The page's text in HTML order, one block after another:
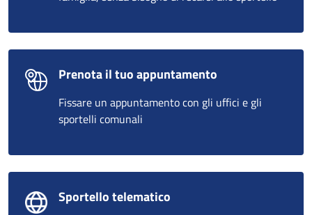
Prenota il tuo appuntamento
Fissare un appuntamento con gli uffici e gli
sportelli comunali
Sportello telematico